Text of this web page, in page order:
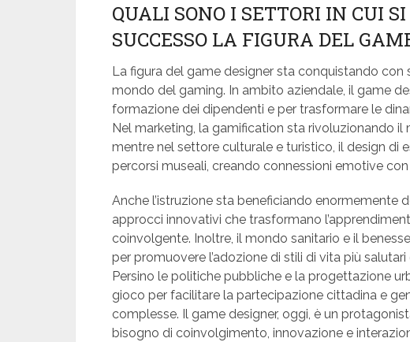
QUALI SONO I SETTORI IN CUI
SUCCESSO LA FIGURA DEL
La figura del game designer sta conquistando
mondo del gaming. In ambito aziendale, il game
formazione dei dipendenti e per trasformare le
Nel marketing, la gamification sta rivoluzionando
mentre nel settore culturale e turistico, il design di
percorsi museali, creando connessioni emotive
Anche l’istruzione sta beneficiando enormemente
approcci innovativi che trasformano
coinvolgente. Inoltre, il mondo sanitario e il
per promuovere l’adozione di stili di vita più
Persino le politiche pubbliche e la progettazione
gioco per facilitare la partecipazione cittadina e
complesse. Il game designer, oggi, è un
bisogno di coinvolgimento, innovazione e